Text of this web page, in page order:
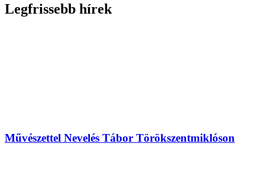
Legfrissebb hírek
Művészettel Nevelés Tábor Törökszentmiklóson